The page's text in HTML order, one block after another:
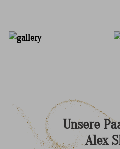
Unsere
Alex